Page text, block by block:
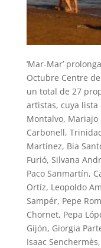
‘Mar-Mar’
Octubre Centre
un total de 27
artistas, cuya lista
Montalvo,
Carbonell,
Martínez, Bia
Furió, Silvana
Paco Sanmartín,
Ortíz, Leopoldo
Sampér, Pepe
Chornet, Pepa
Gijón, Giorgia
Isaac